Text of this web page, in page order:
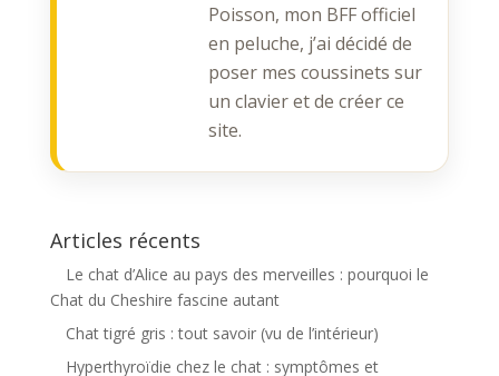
Poisson, mon BFF officiel
en peluche, j’ai décidé de
poser mes coussinets sur
un clavier et de créer ce
site.
Articles récents
Le chat d’Alice au pays des merveilles : pourquoi le
Chat du Cheshire fascine autant
Chat tigré gris : tout savoir (vu de l’intérieur)
Hyperthyroïdie chez le chat : symptômes et